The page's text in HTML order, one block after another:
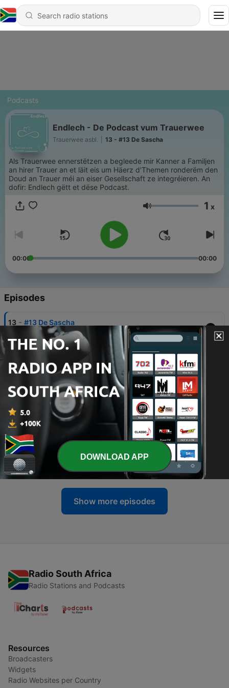
Podcasts
Endlech - De Podcast vum Trauerwee
Trauerwee asbl. 13 - #13 De Sascha
Als Trauerwee ennerstëtzen a begleede mir Kanner a Familjen
an hirer Trauer an et läit eis um Häerz d'Themen ronderëm den
Doud an Trauer méi an eiser Gesellschaft ze integréieren. An
dofir: Endlech gëtt et dëse Podcast.
Volume 1 x
00:00 00:00
Episodes
13 - #13 De Sascha
21 May 2026
09 Mar 2026
11 - #11 Suizid
10 - #10 Ronderëm de leschten Äddi
14 Jan 2026
9 - #9 Trauer an der Schoul
14 Jan 2026
Show more episodes
Radio South Africa
Radio Stations and Podcasts
Resources
Broadcasters
Widgets
Radio Websites per Country
DOWNLOAD APP